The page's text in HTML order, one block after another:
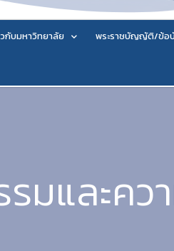
กับมหาวิทยาลัย พระราชบัญญัติ/ข้อ
มและคว